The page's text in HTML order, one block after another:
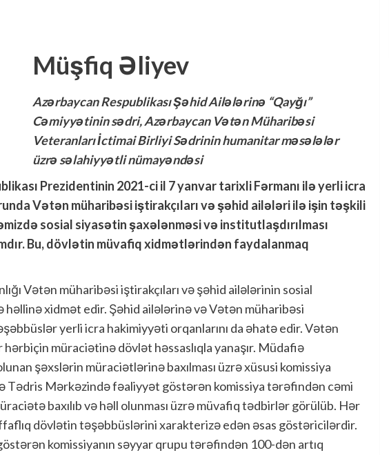
Müşfiq Əliyev
Azərbaycan Respublikası Şəhid Ailələrinə “Qayğı”
Cəmiyyətinin sədri, Azərbaycan Vətən Müharibəsi
Veteranları İctimai Birliyi Sədrinin humanitar məsələlər
üzrə səlahiyyətli nümayəndəsi
Prezidentinin 2021-ci il 7 yanvar tarixli Fərmanı ilə yerli icra
Vətən müharibəsi iştirakçıları və şəhid ailələri ilə işin təşkili
sosial siyasətin şaxələnməsi və institutlaşdırılması
Bu, dövlətin müvafiq xidmətlərindən faydalanmaq
Vətən müharibəsi iştirakçıları və şəhid ailələrinin sosial
həllinə xidmət edir. Şəhid ailələrinə və Vətən müharibəsi
yerli icra hakimiyyəti orqanlarını da əhatə edir. Vətən
müraciətinə dövlət həssaslıqla yanaşır. Müdafiə
şəxslərin müraciətlərinə baxılması üzrə xüsusi komissiya
Tədris Mərkəzində fəaliyyət göstərən komissiya tərəfindən cəmi
baxılıb və həll olunması üzrə müvafiq tədbirlər görülüb. Hər
dövlətin təşəbbüslərini xarakterizə edən əsas göstəricilərdir.
komissiyanın səyyar qrupu tərəfindən 100-dən artıq